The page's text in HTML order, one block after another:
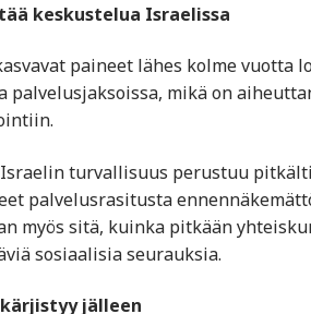
keskustelua Israelissa
paineet lähes kolme vuotta
palvelusjaksoissa, mikä on
turvallisuus perustuu pitkälti
palvelusrasitusta
myös sitä, kuinka pitkään
sosiaalisia seurauksia.
jälleen